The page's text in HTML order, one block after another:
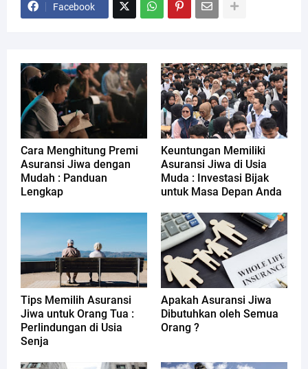
Facebook
Cara Menghitung Premi
Asuransi Jiwa dengan
Mudah : Panduan
Lengkap
Keuntungan Memiliki
Asuransi Jiwa di Usia
Muda : Investasi Bijak
untuk Masa Depan Anda
Tips Memilih Asuransi
Jiwa untuk Orang Tua :
Perlindungan di Usia
Senja
Apakah Asuransi Jiwa
Dibutuhkan oleh Semua
Orang ?